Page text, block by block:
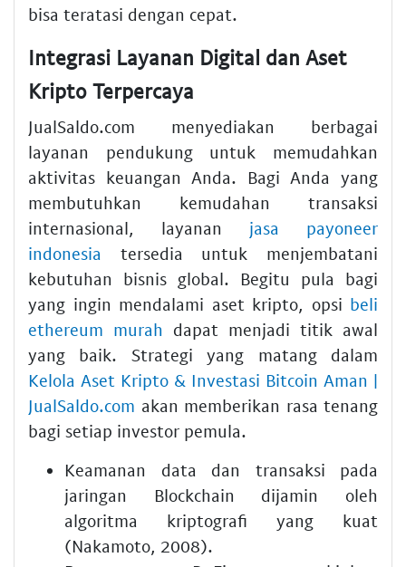
bisa teratasi dengan cepat.
Integrasi Layanan Digital dan Aset
Kripto Terpercaya
JualSaldo.com menyediakan berbagai
layanan pendukung untuk memudahkan
aktivitas keuangan Anda. Bagi Anda yang
membutuhkan kemudahan transaksi
internasional, layanan jasa payoneer
indonesia tersedia untuk menjembatani
kebutuhan bisnis global. Begitu pula bagi
yang ingin mendalami aset kripto, opsi beli
ethereum murah dapat menjadi titik awal
yang baik. Strategi yang matang dalam
Kelola Aset Kripto & Investasi Bitcoin Aman |
JualSaldo.com akan memberikan rasa tenang
bagi setiap investor pemula.
Keamanan data dan transaksi pada
jaringan Blockchain dijamin oleh
algoritma kriptografi yang kuat
(Nakamoto, 2008).